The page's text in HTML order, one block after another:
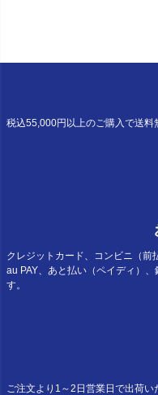
税込55,000円以上のご購入で送
クレジットカード、コンビニ（前
au PAY、あと払い（ペイディ）
す。
ご注文より1～2日営業日で出荷い